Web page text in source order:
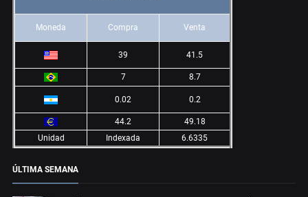
Moneda Compra Venta
39 41.5
7 8.7
0.02 0.2
44.2
49.18
Unidad
Indexada 6.6335
ÚLTIMA SEMANA